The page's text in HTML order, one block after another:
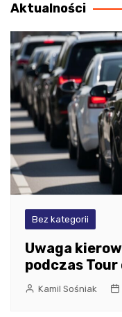
Aktualności
Bez kategorii
Uwaga
podczas Tour
Kamil Sośniak